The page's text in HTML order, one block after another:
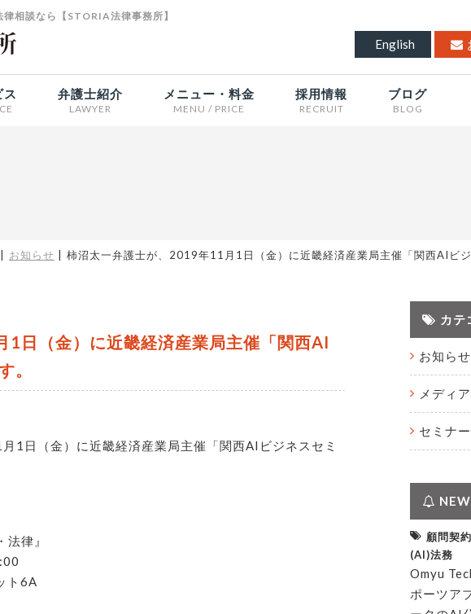
相談なら【STORIA法律事務所】
English
ス 弁護士紹介
LAWYER
メニュー・料金
MENU / PRICE
採用情報
RECRUIT
ブログ
BLOG
お知らせ 柿沼太一弁護士が、2019年11月1日（金）に近畿経済産業局主催「関西AIビ
日（金）に近畿経済産業局主催「関西AI
。
1日（金）に近畿経済産業局主催「関西AIビジネスセミ
律』
ト6A
カテ
お知らせ
メディ
セミナ
NEW
顧問契
(AI)法務
Omyu
ポーツア